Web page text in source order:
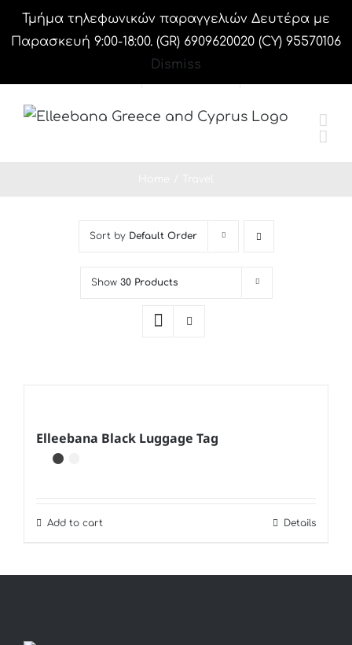
Τμήμα τηλεφωνικών παραγγελιών Δευτέρα με
Παρασκευή 9:00-18:00. (GR) 6909620020 (CY) 95570106
Dismiss
Skip
to
FacebookInstagramWhatsApp
My Account
Sort by Default Order
Show 30 Products
Elleebana Black Luggage Tag
Add to cart Details